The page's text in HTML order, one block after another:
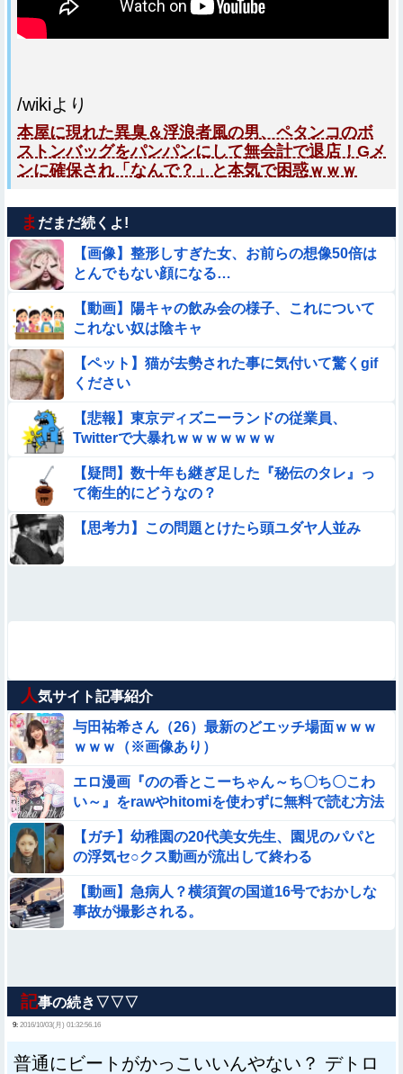
/wikiより
本屋に現れた異臭＆浮浪者風の男、ペタンコのボ
ストンバッグをパンパンにして無会計で退店！Gメ
ンに確保され「なんで？」と本気で困惑ｗｗｗ
ま だまだ続くよ!
【画像】整形しすぎた女、お前らの想像50倍は
とんでもない顔になる…
【動画】陽キャの飲み会の様子、これについて
これない奴は陰キャ
【ペット】猫が去勢された事に気付いて驚くgif
ください
【悲報】東京ディズニーランドの従業員、
Twitterで大暴れｗｗｗｗｗｗｗ
【疑問】数十年も継ぎ足した『秘伝のタレ』っ
て衛生的にどうなの？
【思考力】この問題とけたら頭ユダヤ人並み
人気サイト記事紹介
与田祐希さん（26）最新のどエッチ場面ｗｗｗ
ｗｗｗ（※画像あり）
エロ漫画『のの香とこーちゃん～ち〇ち〇こわ
い～』をrawやhitomiを使わずに無料で読む方法
【ガチ】幼稚園の20代美女先生、園児のパパと
の浮気セ○クス動画が流出して終わる
【動画】急病人？横須賀の国道16号でおかしな
事故が撮影される。
記事の続き▽▽▽
9: 2016/10/03(月) 01:32:56.16
普通にビートがかっこいいんやない？ デトロ